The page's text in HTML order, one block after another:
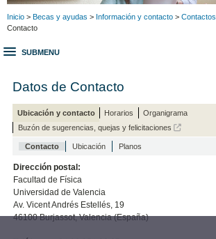
Inicio > Becas y ayudas > Información y contacto > Contactos
Contacto
SUBMENU
Datos de Contacto
Ubicación y contacto Horarios
Organigrama
Buzón de sugerencias, quejas y felicitaciones
Contacto Ubicación Planos
Dirección postal:
Facultad de Física
Universidad de Valencia
Av. Vicent Andrés Estellés, 19
46100 Burjassot, Valencia (España)